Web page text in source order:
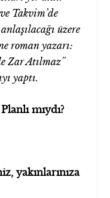
Takvim’de
üzere
roman yazarı:
Zar Atılmaz”
yaptı.
mıydı?
yakınlarınıza